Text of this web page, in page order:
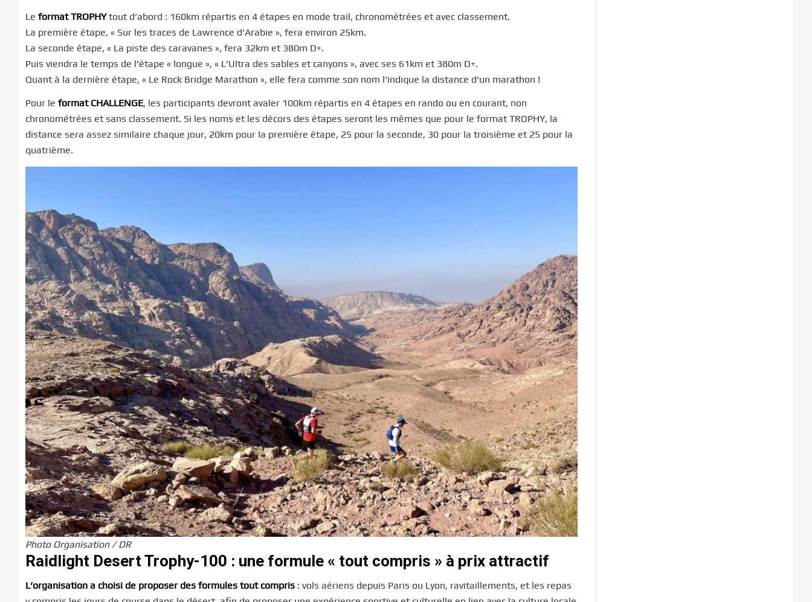
Le format TROPHYtout d’abord : 160km répartis en 4 étapes en mode trail, chronométrées et avec classement.
La première étape, « Sur les traces de Lawrence d’Arabie », fera environ 25km.
La seconde étape, « La piste des caravanes », fera 32km et 380m D+.
Puis viendra le temps de l’étape « longue », « L’Ultra des sables et canyons », avec ses 61km et 380m D+.
Quant à la dernière étape, « Le Rock Bridge Marathon », elle fera comme son nom l’indique la distance d’un marathon !
Pour le format CHALLENGE, les participants devront avaler 100km répartis en 4 étapes en rando ou en courant, non
chronométrées et sans classement. Si les noms et les décors des étapes seront les mêmes que pour le format TROPHY, la
distance sera assez similaire chaque jour, 20km pour la première étape, 25 pour la seconde, 30 pour la troisième et 25 pour la
quatrième.
Photo Organisation / DR
Raidlight Desert Trophy-100 : une formule « tout compris » à prix attractif
L’organisation a choisi de proposer des formules tout compris : vols aériens depuis Paris ou Lyon, ravitaillements, et les repas